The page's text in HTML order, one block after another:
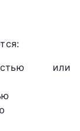
или